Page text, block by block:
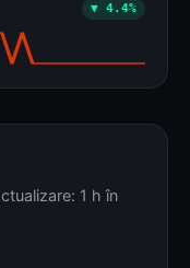
▼ 4.4%
1 h în